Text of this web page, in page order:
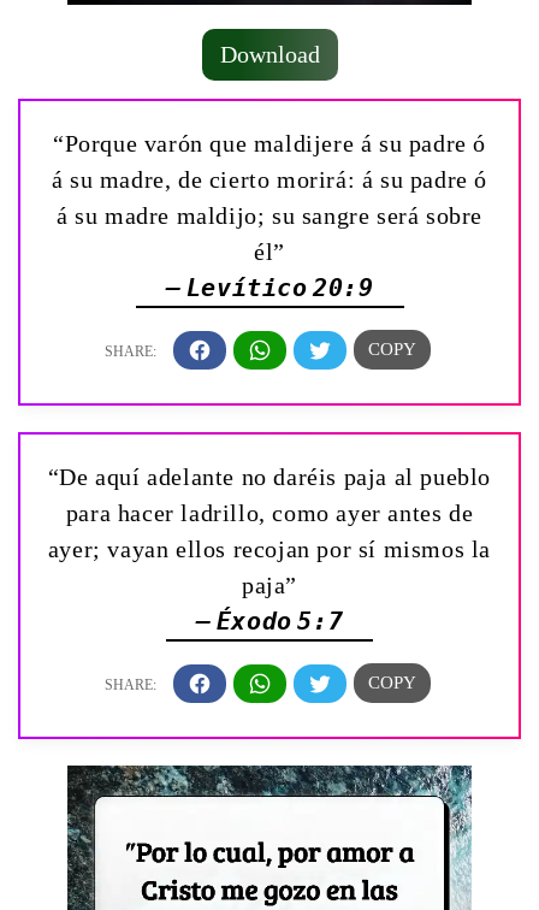
Download
“Porque varón que maldijere á su padre ó
á su madre, de cierto morirá: á su padre ó
á su madre maldijo; su sangre será sobre
él”
— Levítico 20:9
“De aquí adelante no daréis paja al pueblo
para hacer ladrillo, como ayer antes de
ayer; vayan ellos recojan por sí mismos la
paja”
— Éxodo 5:7